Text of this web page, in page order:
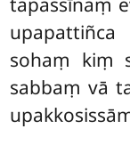
sohaṃ kiṃ
sabbaṃ vā